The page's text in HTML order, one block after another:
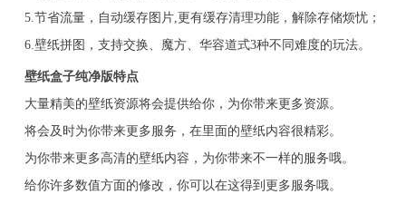
5.节省流量，自动缓存图片,更有缓存清理功能，解除存储烦忧；
6.壁纸拼图，支持交换、魔方、华容道式3种不同难度的玩法。
壁纸盒子纯净版特点
大量精美的壁纸资源将会提供给你，为你带来更多资源。
将会及时为你带来更多服务，在里面的壁纸内容很精彩。
为你带来更多高清的壁纸内容，为你带来不一样的服务哦。
给你许多数值方面的修改，你可以在这得到更多服务哦。